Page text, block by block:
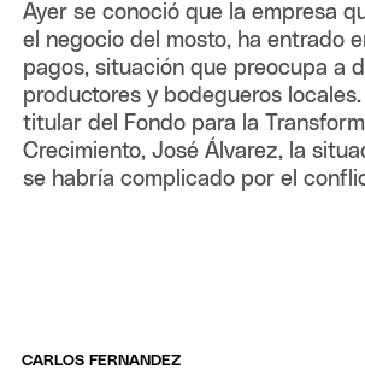
Ayer se conoció que la empresa
el negocio del mosto, ha entrado
pagos, situación que preocupa a
productores y bodegueros locales.
titular del Fondo para la
Crecimiento, José Álvarez, la
se habría complicado por el
CARLOS FERNANDEZ